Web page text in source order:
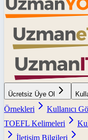
Ücretsiz Üye Ol
Örnekleri
Kullanıcı
TOEFL Kelimeleri
İletişim Bilgileri